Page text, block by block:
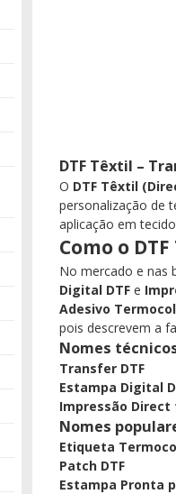
DTF Têxtil –
O DTF Têxtil
personalização de
aplicação em
Como o
No mercado e nas
Digital DTF e
Adesivo
pois descrevem a
Nomes
Transfer DTF
Estampa Digital
Impressão Direct
Nomes
Etiqueta
Patch DTF
Estampa Pronta